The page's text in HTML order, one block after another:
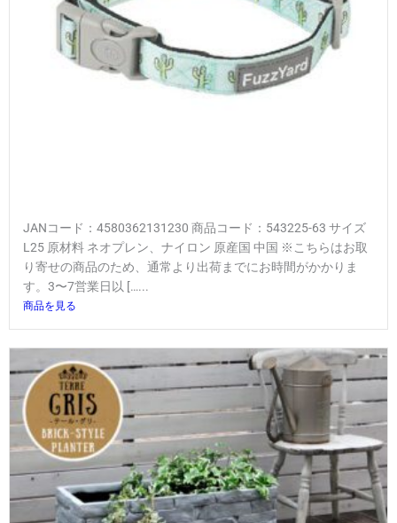
JANコード：4580362131230 商品コード：543225-63 サイズ
L25 原材料 ネオプレン、ナイロン 原産国 中国 ※こちらはお取
り寄せの商品のため、通常より出荷までにお時間がかかりま
す。3〜7営業日以 […...
商品を見る